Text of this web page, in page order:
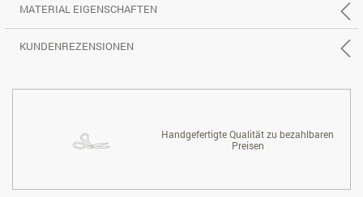
MATERIAL EIGENSCHAFTEN
KUNDENREZENSIONEN
Handgefertigte Qualität zu bezahlbaren
Preisen